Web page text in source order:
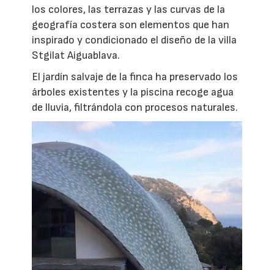
los colores, las terrazas y las curvas de la
geografía costera son elementos que han
inspirado y condicionado el diseño de la villa
Stgilat Aiguablava.
El jardín salvaje de la finca ha preservado los
árboles existentes y la piscina recoge agua
de lluvia, filtrándola con procesos naturales.